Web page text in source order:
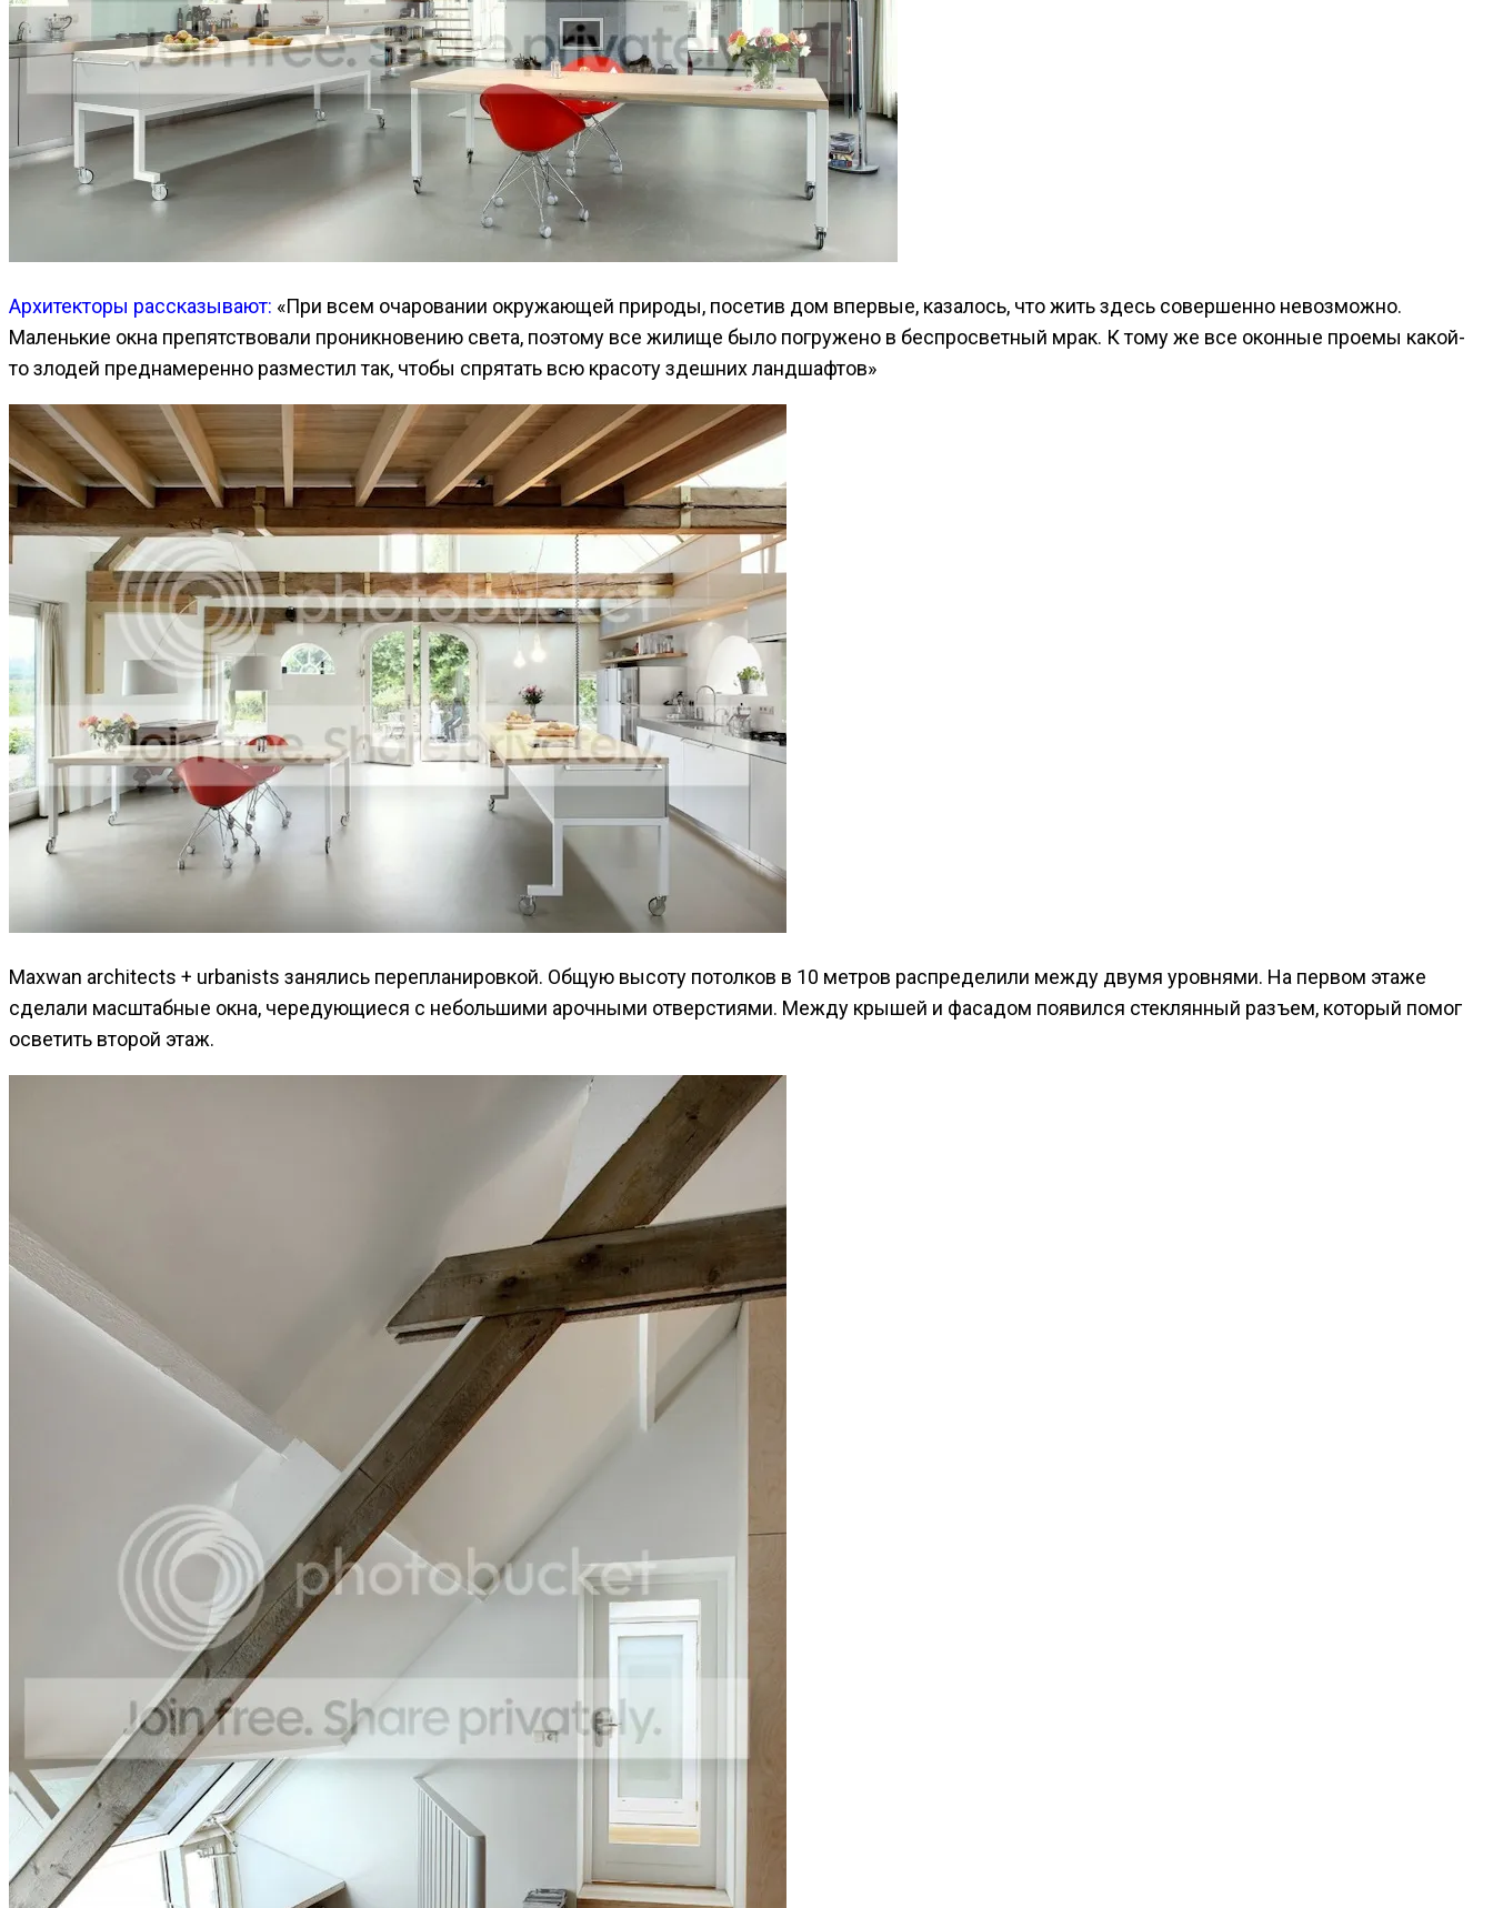
Архитекторы рассказывают: «При всем очаровании окружающей природы, посетив дом впервые, казалось, что жить здесь совершенно невозможно.
Маленькие окна препятствовали проникновению света, поэтому все жилище было погружено в беспросветный мрак. К тому же все оконные проемы какой-
то злодей преднамеренно разместил так, чтобы спрятать всю красоту здешних ландшафтов»
Maxwan architects + urbanists занялись перепланировкой. Общую высоту потолков в 10 метров распределили между двумя уровнями. На первом этаже
сделали масштабные окна, чередующиеся с небольшими арочными отверстиями. Между крышей и фасадом появился стеклянный разъем, который помог
осветить второй этаж.